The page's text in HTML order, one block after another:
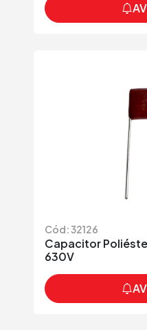
Cód: 32126
Capacitor
630V